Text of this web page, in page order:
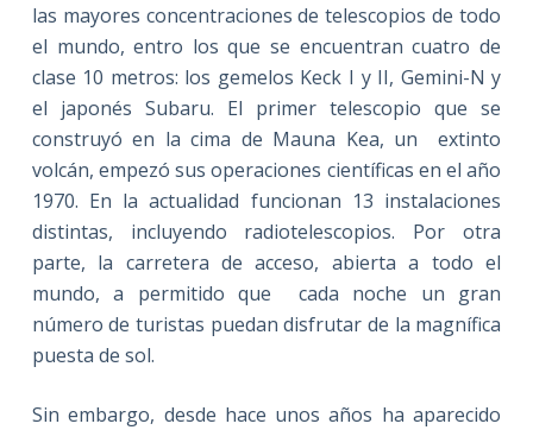
las mayores concentraciones de telescopios de todo
el mundo, entro los que se encuentran cuatro de
clase 10 metros: los gemelos Keck I y II, Gemini-N y
el japonés Subaru. El primer telescopio que se
construyó en la cima de Mauna Kea, un extinto
volcán, empezó sus operaciones científicas en el año
1970. En la actualidad funcionan 13 instalaciones
distintas, incluyendo radiotelescopios. Por otra
parte, la carretera de acceso, abierta a todo el
mundo, a permitido que cada noche un gran
número de turistas puedan disfrutar de la magnífica
puesta de sol.
Sin embargo, desde hace unos años ha aparecido